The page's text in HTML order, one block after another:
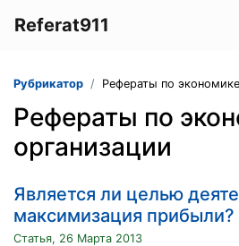
Referat911
Рубрикатор Рефераты по
Рефераты по
организации
Является ли целью
максимизация прибыли?
Статья, 26 Марта 2013